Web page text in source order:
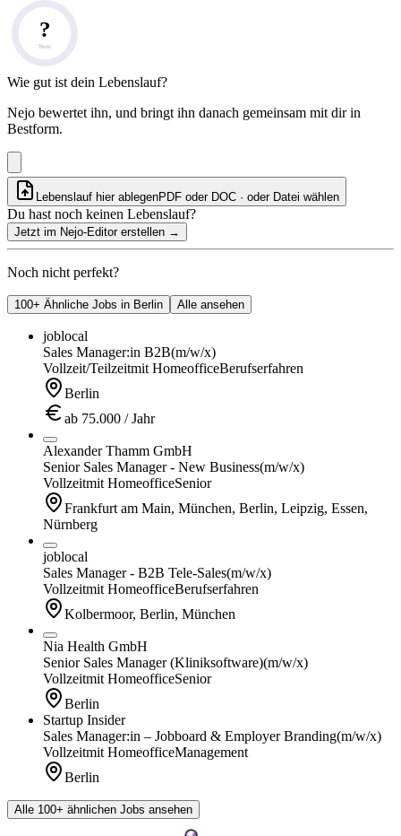
?
Note
Wie gut ist dein Lebenslauf?
Nejo bewertet ihn, und bringt ihn danach gemeinsam mit dir in
Bestform.
Lebenslauf hier ablegenPDF oder DOC · oder Datei wählen
Du hast noch keinen Lebenslauf?
Jetzt im Nejo-Editor erstellen →
Noch nicht perfekt?
100+ Ähnliche Jobs in Berlin Alle ansehen
joblocal
Sales Manager:in B2B(m/w/x)
Vollzeit/Teilzeitmit HomeofficeBerufserfahren
Berlin
ab 75.000 / Jahr
Alexander Thamm GmbH
Senior Sales Manager - New Business(m/w/x)
Vollzeitmit HomeofficeSenior
Frankfurt am Main, München, Berlin, Leipzig, Essen,
Nürnberg
joblocal
Sales Manager - B2B Tele-Sales(m/w/x)
Vollzeitmit HomeofficeBerufserfahren
Kolbermoor, Berlin, München
Nia Health GmbH
Senior Sales Manager (Kliniksoftware)(m/w/x)
Vollzeitmit HomeofficeSenior
Berlin
Startup Insider
Sales Manager:in – Jobboard & Employer Branding(m/w/x)
Vollzeitmit HomeofficeManagement
Berlin
Alle 100+ ähnlichen Jobs ansehen